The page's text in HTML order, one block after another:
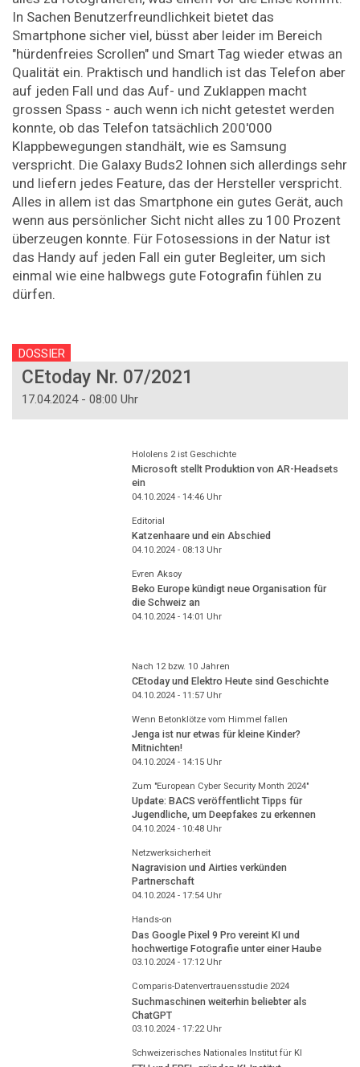
In Sachen Benutzerfreundlichkeit bietet das
Smartphone sicher viel, büsst aber leider im Bereich
"hürdenfreies Scrollen" und Smart Tag wieder etwas an
Qualität ein. Praktisch und handlich ist das Telefon aber
auf jeden Fall und das Auf- und Zuklappen macht
grossen Spass - auch wenn ich nicht getestet werden
konnte, ob das Telefon tatsächlich 200'000
Klappbewegungen standhält, wie es Samsung
verspricht. Die Galaxy Buds2 lohnen sich allerdings sehr
und liefern jedes Feature, das der Hersteller verspricht.
Alles in allem ist das Smartphone ein gutes Gerät, auch
wenn aus persönlicher Sicht nicht alles zu 100 Prozent
überzeugen konnte. Für Fotosessions in der Natur ist
das Handy auf jeden Fall ein guter Begleiter, um sich
einmal wie eine halbwegs gute Fotografin fühlen zu
dürfen.
DOSSIER
CEtoday Nr. 07/2021
17.04.2024 - 08:00 Uhr
Hololens 2 ist Geschichte
Microsoft stellt Produktion von AR-Headsets
ein
04.10.2024 - 14:46Uhr
Editorial
Katzenhaare und ein Abschied
04.10.2024 - 08:13Uhr
Evren Aksoy
Beko Europe kündigt neue Organisation für
die Schweiz an
04.10.2024 - 14:01 Uhr
Nach 12 bzw. 10 Jahren
CEtoday und Elektro Heute sind Geschichte
04.10.2024 - 11:57Uhr
Wenn Betonklötze vom Himmel fallen
Jenga ist nur etwas für kleine Kinder?
Mitnichten!
04.10.2024 - 14:15Uhr
Zum "European Cyber Security Month 2024"
Update: BACS veröffentlicht Tipps für
Jugendliche, um Deepfakes zu erkennen
04.10.2024 - 10:48Uhr
Netzwerksicherheit
Nagravision und Airties verkünden
Partnerschaft
04.10.2024 - 17:54Uhr
Hands-on
Das Google Pixel 9 Pro vereint KI und
hochwertige Fotografie unter einer Haube
03.10.2024 - 17:12Uhr
Comparis-Datenvertrauensstudie 2024
Suchmaschinen weiterhin beliebter als
ChatGPT
03.10.2024 - 17:22Uhr
Schweizerisches Nationales Institut für KI